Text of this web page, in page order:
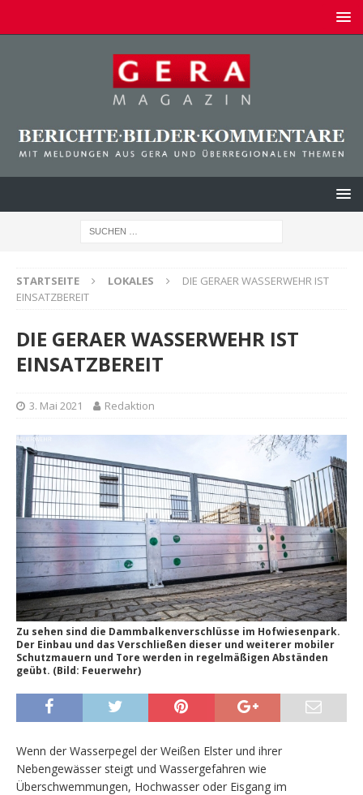
STARTSEITE LOKALES
DIE GERAER WASSERWEHR IST
EINSATZBEREIT
DIE GERAER WASSERWEHR IST
EINSATZBEREIT
3. Mai 2021 Redaktion
Zu sehen sind die Dammbalkenverschlüsse im Hofwiesenpark.
Der Einbau und das Verschließen dieser und weiterer mobiler
Schutzmauern und Tore werden in regelmäßigen Abständen
geübt. (Bild: Feuerwehr)
Wenn der Wasserpegel der Weißen Elster und ihrer
Nebengewässer steigt und Wassergefahren wie
Überschwemmungen, Hochwasser oder Eisgang im